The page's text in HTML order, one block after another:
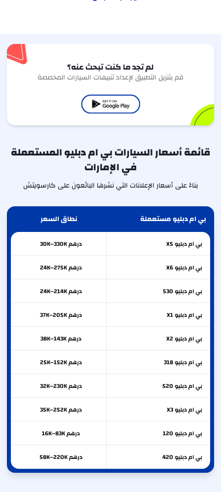
لم تجد ما كنت تبحث عنه؟
قم بتنزيل التطبيق لإعداد تنبيهات السيارات المخصصة
قائمة أسعار السيارات بي ام دبليو المستعملة
في الإمارات
بناءً على أسعار الإعلانات التي نشرها البائعون على كارسويتش
بي ام دبليو مستعملة نطاق السعر
بي ام دبليوX5 درهم 30K–330K
بي ام دبليوX6 درهم 24K–275K
بي ام دبليو530 درهم 24K–214K
بي ام دبليوX1 درهم 37K–205K
بي ام دبليوX2 درهم 38K–143K
بي ام دبليو318 درهم 25K–152K
بي ام دبليو520 درهم 32K–230K
بي ام دبليوX3 درهم 35K–252K
بي ام دبليو120 درهم 16K–83K
بي ام دبليو420 درهم 58K–220K